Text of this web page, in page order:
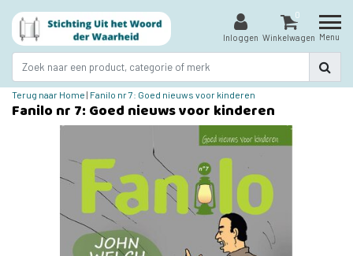
Inloggen
0
Winkelwagen Menu
Terug naar Home | Fanilo nr 7: Goed nieuws voor kinderen
Fanilo nr 7: Goed nieuws voor kinderen